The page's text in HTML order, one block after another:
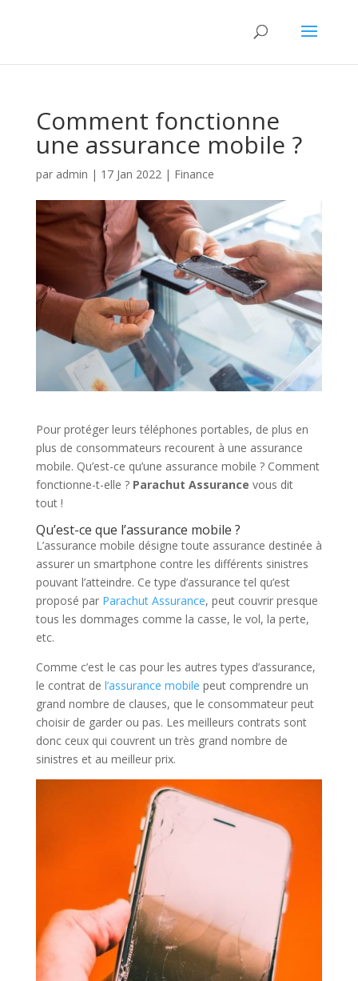
Comment fonctionne
une assurance mobile ?
par admin | 17 Jan 2022| Finance
Pour protéger leurs téléphones portables, de plus en
plus de consommateurs recourent à une assurance
mobile. Qu’est-ce qu’une assurance mobile ? Comment
fonctionne-t-elle ? Parachut Assurance vous dit
tout !
Qu’est-ce que l’assurance mobile ?
L’assurance mobile désigne toute assurance destinée à
assurer un smartphone contre les différents sinistres
pouvant l’atteindre. Ce type d’assurance tel qu’est
proposé par Parachut Assurance, peut couvrir presque
tous les dommages comme la casse, le vol, la perte,
etc.
Comme c’est le cas pour les autres types d’assurance,
le contrat de l’assurance mobile peut comprendre un
grand nombre de clauses, que le consommateur peut
choisir de garder ou pas. Les meilleurs contrats sont
donc ceux qui couvrent un très grand nombre de
sinistres et au meilleur prix.